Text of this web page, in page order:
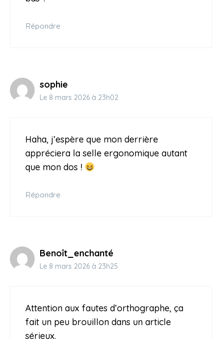
Répondre
sophie
Le 8 mars 2026 à 23h02
Haha, j’espère que mon derrière
appréciera la selle ergonomique autant
que mon dos !
Répondre
Benoît_enchanté
Le 8 mars 2026 à 23h25
Attention aux fautes d’orthographe, ça
fait un peu brouillon dans un article
sérieux.